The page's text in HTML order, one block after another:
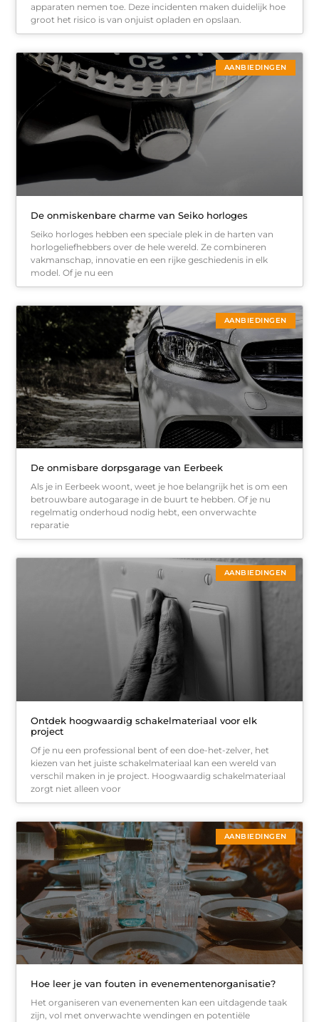
apparaten nemen toe. Deze incidenten maken duidelijk hoe
groot het risico is van onjuist opladen en opslaan.
AANBIEDINGEN
De onmiskenbare charme van Seiko horloges
Seiko horloges hebben een speciale plek in de harten van
horlogeliefhebbers over de hele wereld. Ze combineren
vakmanschap, innovatie en een rijke geschiedenis in elk
model. Of je nu een
AANBIEDINGEN
De onmisbare dorpsgarage van Eerbeek
Als je in Eerbeek woont, weet je hoe belangrijk het is om een
betrouwbare autogarage in de buurt te hebben. Of je nu
regelmatig onderhoud nodig hebt, een onverwachte
reparatie
AANBIEDINGEN
Ontdek hoogwaardig schakelmateriaal voor elk
project
Of je nu een professional bent of een doe-het-zelver, het
kiezen van het juiste schakelmateriaal kan een wereld van
verschil maken in je project. Hoogwaardig schakelmateriaal
zorgt niet alleen voor
AANBIEDINGEN
Hoe leer je van fouten in evenementenorganisatie?
Het organiseren van evenementen kan een uitdagende taak
zijn, vol met onverwachte wendingen en potentiële